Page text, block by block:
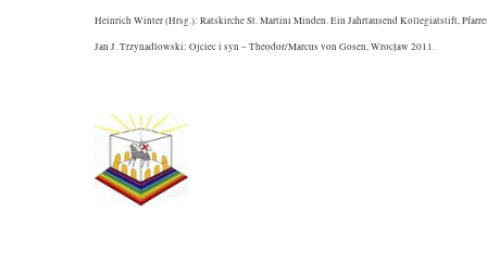
Heinrich Winter (Hrsg.): Ratskirche St. Martini Minden. Ein Jahrtausend Kollegiatstift,
Jan J. Trzynadlowski: Ojciec i syn – Theodor/Marcus von Gosen, Wrocław 2011.